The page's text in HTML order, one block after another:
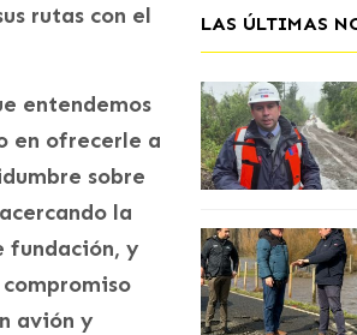
rutas con el
entendemos
en ofrecerle a
sobre
la
fundación, y
avión y
LAS ÚLTIMAS